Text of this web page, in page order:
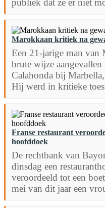
publiek dat ze er niet
Marokkaan kritiek na
Een 21-jarige man van
brute wijze aangevallen
Calahonda bij
Hij werd in kritieke
Franse restaurant
hoofddoek
De rechtbank van
dinsdag een
veroordeeld tot een
mei van dit jaar een